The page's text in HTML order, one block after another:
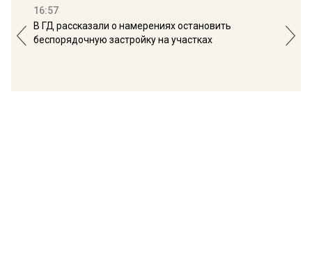
16:57
В ГД рассказали о намерениях остановить
беспорядочную застройку на участках